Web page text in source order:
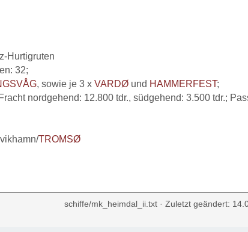
Hurtigruten
32;
, sowie je 3 x VARDØ und HAMMERFEST;
nordgehend: 12.800 tdr., südgehend: 3.500 tdr.;
TROMSØ
schiffe/mk_heimdal_ii.txt · Zuletzt geändert: